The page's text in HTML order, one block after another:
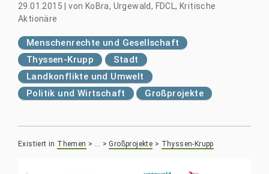
29.01.2015 |von KoBra, Urgewald, FDCL, Kritische
Aktionäre
Menschenrechte und Gesellschaft
Thyssen-Krupp
Stadt
Landkonflikte und Umwelt
Politik und Wirtschaft
Großprojekte
Existiert in Themen > … >Großprojekte > Thyssen-Krupp